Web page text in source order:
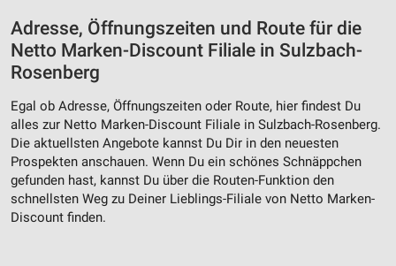
Adresse, Öffnungszeiten und Route für die
Netto Marken-Discount Filiale in Sulzbach-
Rosenberg
Egal ob Adresse, Öffnungszeiten oder Route, hier findest Du
alles zur Netto Marken-Discount Filiale in Sulzbach-Rosenberg.
Die aktuellsten Angebote kannst Du Dir in den neuesten
Prospekten anschauen. Wenn Du ein schönes Schnäppchen
gefunden hast, kannst Du über die Routen-Funktion den
schnellsten Weg zu Deiner Lieblings-Filiale von Netto Marken-
Discount finden.